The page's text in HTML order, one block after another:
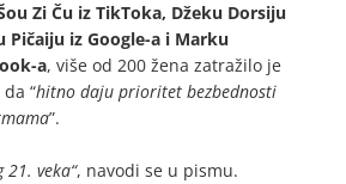
Zi Ču iz TikToka, Džeku Dorsiju
Pičaiju iz Google-a i Marku
a, više od 200 žena zatražilo je
“hitno daju prioritet bezbednosti
”.
veka“, navodi se u pismu.